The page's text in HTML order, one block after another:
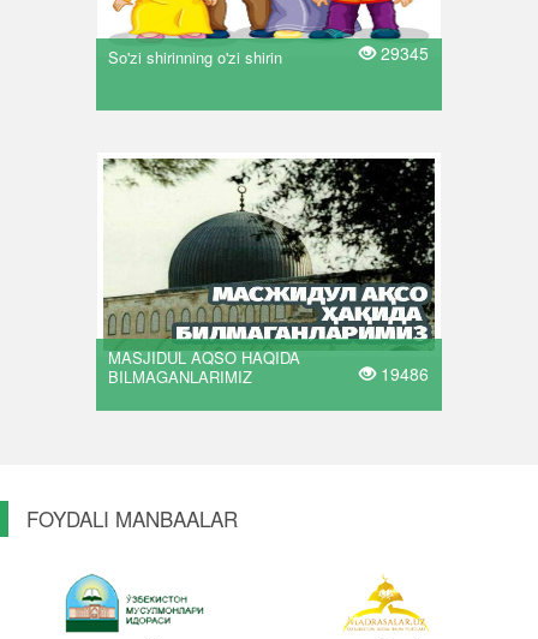
So'zi shirinning o'zi shirin 29345
MASJIDUL AQSO HAQIDA
BILMAGANLARIMIZ
19486
FOYDALI MANBAALAR